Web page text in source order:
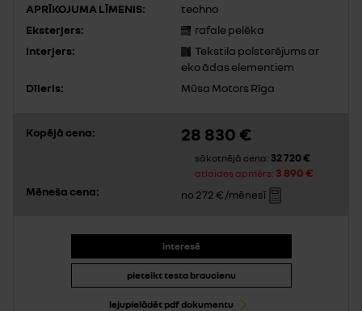
APRĪKOJUMA LĪMENIS:
techno
Eksterjers:
rafale pelēka
Interjers:
Tekstila polsterējums ar
eko ādas elementiem
Dīleris:
Mūsa Motors Rīga
Kopējā cena: 28 830 €
sākotnējā cena: 32 720 €
atlaides apmērs: 3 890 €
Mēneša cena:
no 272 €/mēnesī
interesē
pieteikt testa braucienu
lejupielādēt pdf dokumentu